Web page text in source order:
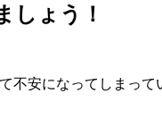
しょう！
不安になってしまって